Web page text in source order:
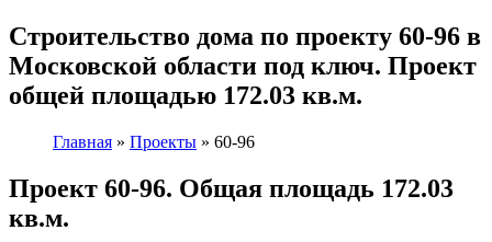
Cтроительство дома по проекту 60-96 в
Московской области под ключ. Проект
общей площадью 172.03 кв.м.
Главная » Проекты » 60-96
Проект 60-96. Общая площадь 172.03
кв.м.